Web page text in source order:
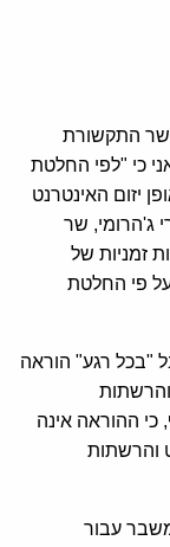
באיראן (18 ביוני) שר התקשורת
האיראני כי "לפי החלטת
יזום האינטרנט
ג'הרומי, שר
זמניות של
פי החלטת
"בכל רגע" הוראה
ההוראה אינה
והרשתות
עבור